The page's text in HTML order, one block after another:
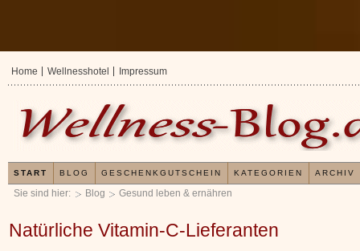
Sie sind hier: Blog Gesund leben & ernähren
Natürliche Vitamin-C-Lieferanten
Home Wellnesshotel Impressum
START BLOG GESCHENKGUTSCHEIN KATEGORIEN ARCHIV